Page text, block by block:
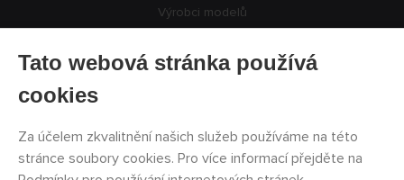
Výrobci modelů
Kontakty
Tato webová stránka používá
cookies
Za účelem zkvalitnění našich služeb používáme na této
stránce soubory cookies. Pro více informací přejděte na